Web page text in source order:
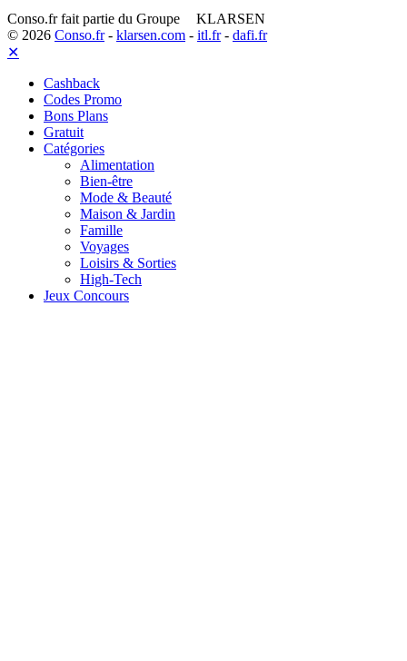
Conso.fr fait partie du Groupe
KLARSEN
© 2026 Conso.fr- klarsen.com - itl.fr- dafi.fr
✕
Cashback
Codes Promo
Bons Plans
Gratuit
Catégories
Alimentation
Bien-être
Mode & Beauté
Maison & Jardin
Famille
Voyages
Loisirs & Sorties
High-Tech
Jeux Concours